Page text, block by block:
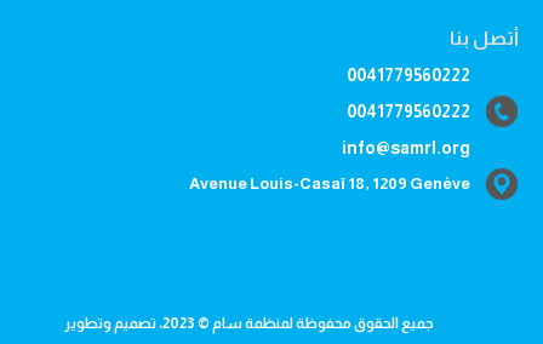
أتصل بنا
0041779560222
0041779560222
info@samrl.org
Avenue Louis-Casaï 18, 1209 Genève
جميع الحقوق محفوظة لمنظمة سام © 2023، تصميم وتطوير